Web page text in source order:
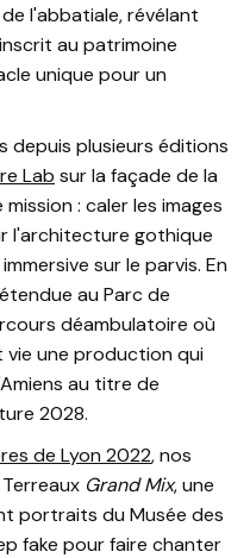
l'abbatiale, révélant
au patrimoine
unique pour un
depuis plusieurs éditions
Lab sur la façade de la
: caler les images
l'architecture gothique
sur le parvis. En
au Parc de
déambulatoire où
vie une production qui
au titre de
2028.
de Lyon 2022, nos
Grand Mix, une
portraits du Musée des
fake pour faire chanter